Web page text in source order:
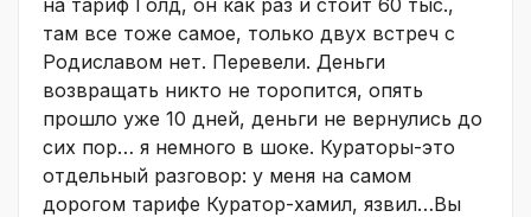
там все тоже самое, только двух встреч с
Родиславом нет. Перевели. Деньги
возвращать никто не торопится, опять
прошло уже 10 дней, деньги не вернулись до
сих пор… я немного в шоке. Кураторы-это
отдельный разговор: у меня на самом
дорогом тарифе Куратор-хамил, язвил…Вы